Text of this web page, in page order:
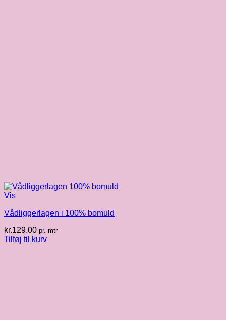
Vis
Vådliggerlagen i 100% bomuld
kr.129.00 pr. mtr
Tilføj til kurv